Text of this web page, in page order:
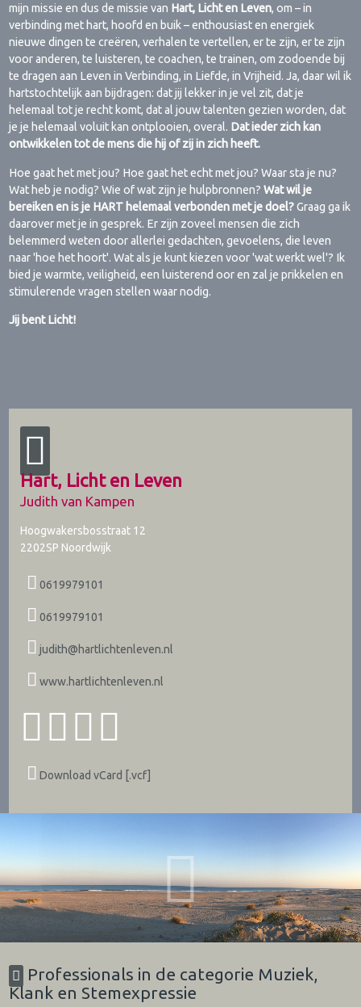
mijn missie en dus de missie van Hart, Licht en Leven, om – in
verbinding met hart, hoofd en buik – enthousiast en energiek
nieuwe dingen te creëren, verhalen te vertellen, er te zijn, er te zijn
voor anderen, te luisteren, te coachen, te trainen, om zodoende bij
te dragen aan Leven in Verbinding, in Liefde, in Vrijheid. Ja, daar wil ik
hartstochtelijk aan bijdragen: dat jij lekker in je vel zit, dat je
helemaal tot je recht komt, dat al jouw talenten gezien worden, dat
je je helemaal voluit kan ontplooien, overal. Dat ieder zich kan
ontwikkelen tot de mens die hij of zij in zich heeft.
Hoe gaat het met jou? Hoe gaat het echt met jou? Waar sta je nu?
Wat heb je nodig? Wie of wat zijn je hulpbronnen?Wat wil je
bereiken en is je HART helemaal verbonden met je doel?Graag ga ik
daarover met je in gesprek. Er zijn zoveel mensen die zich
belemmerd weten door allerlei gedachten, gevoelens, die leven
naar 'hoe het hoort'. Wat als je kunt kiezen voor 'wat werkt wel'? Ik
bied je warmte, veiligheid, een luisterend oor en zal je prikkelen en
stimulerende vragen stellen waar nodig.
Jij bent Licht!
Hart, Licht en Leven
Judith van Kampen
Hoogwakersbosstraat 12
2202SP Noordwijk
0619979101
0619979101
judith@hartlichtenleven.nl
www.hartlichtenleven.nl
Download vCard [.vcf]
Professionals in de categorie Muziek,
Klank en Stemexpressie